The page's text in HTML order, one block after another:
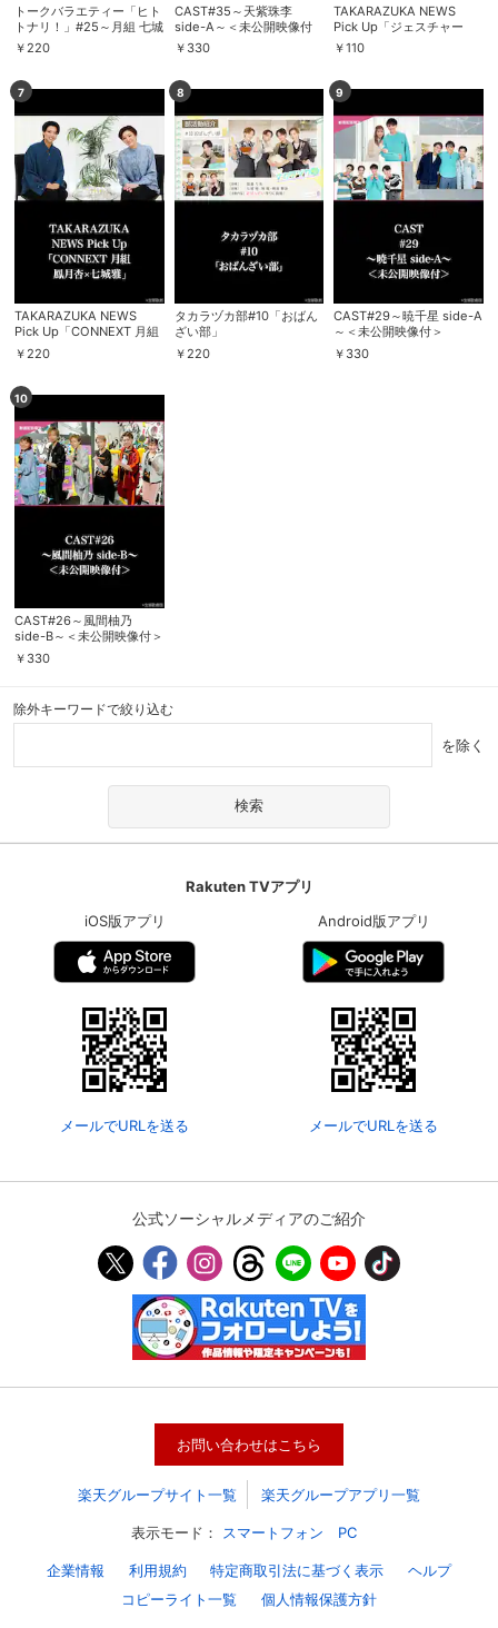
会員設定 会員情報 閉じる
会員情報変更
基本情報、本人連絡先、パスワード 、クレ
ジットカード情報の変更が可能です。
決済方法変更 決済方法の変更が可能です。
Myクーポン
現在獲得済みのお得なクーポンを確認でき
ます。
レンタル、購入、定額見放題の購入履歴の
確認が可能です。こちらから視聴いただく
す。お気に入りに追加した作品の削除も可
能です。
サイト内の閲覧履歴を確認できます。履歴
の削除も可能です。
サイト内で表示される作品の表示制限が可
能です。5段階の年齢区分から選択できま
す。
トークバラエティー「ヒト
トナリ！」#25～月組 七城
雅 Part 1～
￥220
CAST#35～天紫珠李
side-A～＜未公開映像付
＞
￥ 330
TAKARAZUKA NEWS
Pick Up「ジェスチャー
Q！：極美慎・芹香斗亜・
七城雅・稀惺かずと」～
り～
￥110
7
TAKARAZUKA NEWS
Pick Up「CONNEXT 月組
鳳月杏×七城雅」
￥ 220
8
タカラヅカ部#10「おばん
ざい部」
￥ 220
9
CAST#29～暁千星 side-A
～＜未公開映像付＞
￥ 330
10
CAST#26～風間柚乃
side-B～＜未公開映像付＞
￥ 330
除外キーワードで絞り込む
を除く
Rakuten TVアプリ
iOS版アプリ
メールでURLを送る
Android版アプリ
メールでURLを送る
公式ソーシャルメディアのご紹介
お問い合わせはこちら
楽天グループサイト一覧 楽天グループアプリ一覧
表示モード： スマートフォン PC
企業情報 利用規約 特定商取引法に基づく表示
ヘルプ
コピーライト一覧
個人情報保護方針